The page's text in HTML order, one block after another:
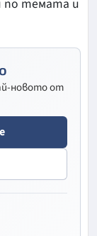
по темата и
новото от